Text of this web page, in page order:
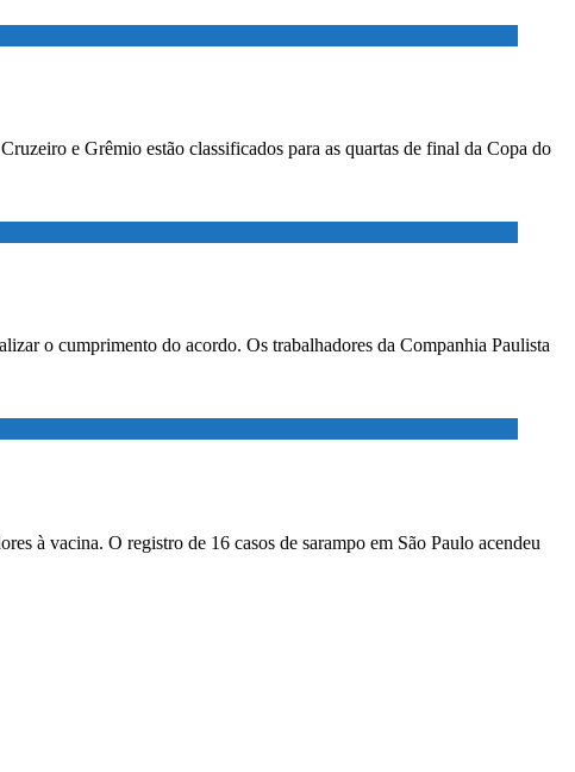
e Grêmio estão classificados para as quartas de final da Copa do
o cumprimento do acordo. Os trabalhadores da Companhia Paulista
à vacina. O registro de 16 casos de sarampo em São Paulo acendeu